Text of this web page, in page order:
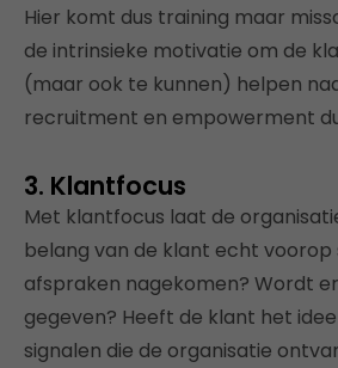
Hier komt dus training maar
de intrinsieke motivatie om de
(maar ook te kunnen) helpen
recruitment en empowerment
3. Klantfocus
Met klantfocus laat de
belang van de klant echt voorop
afspraken nagekomen? Wordt
gegeven? Heeft de klant het
signalen die de organisatie